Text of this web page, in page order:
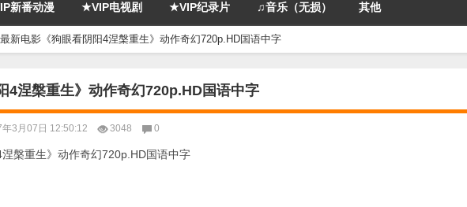
新番动漫 ★VIP电视剧 ★VIP纪录片 ♫音乐（无损） 其他
新电影《狗眼看阴阳4涅槃重生》动作奇幻720p.HD国语中字
4涅槃重生》动作奇幻720p.HD国语中字
3月07日 12:50:12 3048 0